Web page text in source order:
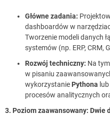
Główne zadania:
dashboardów w
Tworzenie modeli danych
systemów (np. ERP, CRM,
Rozwój techniczny: Na
w pisaniu
wykorzystanie Pythona lub
procesów analitycznych
3. Poziom zaawansowany: Dwie